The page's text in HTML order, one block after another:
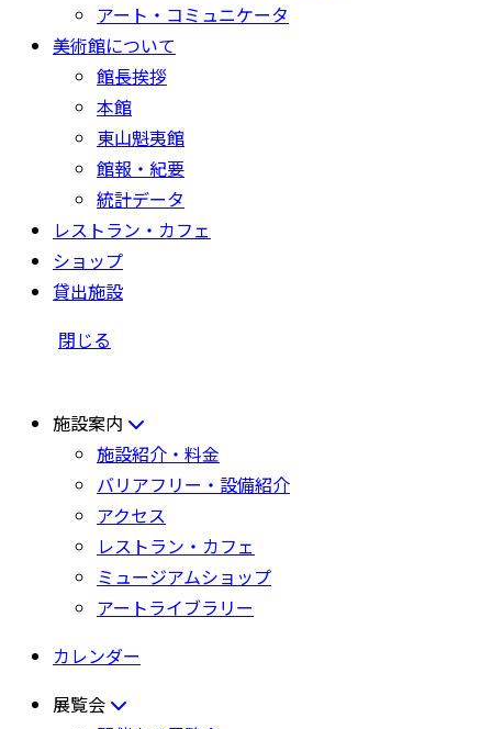
アート・コミュニケータ
美術館について
館長挨拶
本館
東山魁夷館
館報・紀要
統計データ
レストラン・カフェ
ショップ
貸出施設
閉じる
施設案内
施設紹介・料金
バリアフリー・設備紹介
アクセス
レストラン・カフェ
ミュージアムショップ
アートライブラリー
カレンダー
展覧会